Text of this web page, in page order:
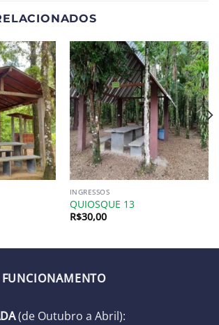
INGRESSOS
QUIOSQUE 13
R$30,00
(de Outubro a Abril):